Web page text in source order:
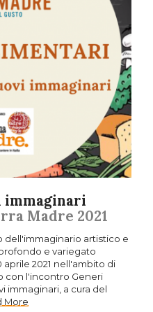
immaginari
Madre 2021
dell'immaginario artistico e
e variegato
2021 nell'ambito di
con l'incontro Generi
immaginari, a cura del
More